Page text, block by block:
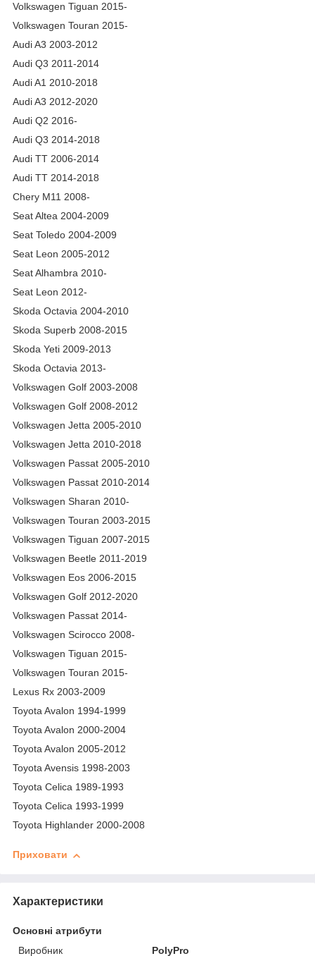
Volkswagen Tiguan 2015-
Volkswagen Touran 2015-
Audi A3 2003-2012
Audi Q3 2011-2014
Audi A1 2010-2018
Audi A3 2012-2020
Audi Q2 2016-
Audi Q3 2014-2018
Audi TT 2006-2014
Audi TT 2014-2018
Chery M11 2008-
Seat Altea 2004-2009
Seat Toledo 2004-2009
Seat Leon 2005-2012
Seat Alhambra 2010-
Seat Leon 2012-
Skoda Octavia 2004-2010
Skoda Superb 2008-2015
Skoda Yeti 2009-2013
Skoda Octavia 2013-
Volkswagen Golf 2003-2008
Volkswagen Golf 2008-2012
Volkswagen Jetta 2005-2010
Volkswagen Jetta 2010-2018
Volkswagen Passat 2005-2010
Volkswagen Passat 2010-2014
Volkswagen Sharan 2010-
Volkswagen Touran 2003-2015
Volkswagen Tiguan 2007-2015
Volkswagen Beetle 2011-2019
Volkswagen Eos 2006-2015
Volkswagen Golf 2012-2020
Volkswagen Passat 2014-
Volkswagen Scirocco 2008-
Volkswagen Tiguan 2015-
Volkswagen Touran 2015-
Lexus Rx 2003-2009
Toyota Avalon 1994-1999
Toyota Avalon 2000-2004
Toyota Avalon 2005-2012
Toyota Avensis 1998-2003
Toyota Celica 1989-1993
Toyota Celica 1993-1999
Toyota Highlander 2000-2008
Приховати
Характеристики
Основні атрибути
Виробник
PolyPro